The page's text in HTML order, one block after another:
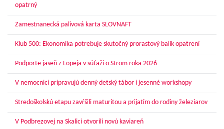
opatrný
Zamestnanecká palivová karta SLOVNAFT
Klub 500: Ekonomika potrebuje skutočný prorastový balík opatrení
Podporte jaseň z Lopeja v súťaži o Strom roka 2026
V nemocnici pripravujú denný detský tábor i jesenné workshopy
Stredoškolskú etapu zavŕšili maturitou a prijatím do rodiny železiarov
V Podbrezovej na Skalici otvorili novú kaviareň